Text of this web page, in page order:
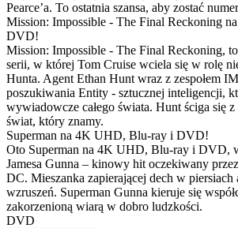
Pearce’a. To ostatnia szansa, aby zostać
Mission: Impossible - The Final Reckoning
DVD!
Mission: Impossible - The Final Reckoning,
serii, w której Tom Cruise wciela się w rolę
Hunta. Agent Ethan Hunt wraz z zespołem
poszukiwania Entity - sztucznej inteligencji,
wywiadowcze całego świata. Hunt ściga się
świat, który znamy.
Superman na 4K UHD, Blu-ray i DVD!
Oto Superman na 4K UHD, Blu-ray i DVD,
Jamesa Gunna – kinowy hit oczekiwany
DC. Mieszanka zapierającej dech w
wzruszeń. Superman Gunna kieruje się
zakorzenioną wiarą w dobro ludzkości.
DVD